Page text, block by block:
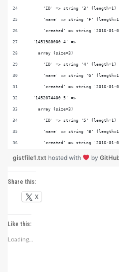
      'ID' => string '3' (length=1)
'name' => string 'F'
'created' => string '2016-01-
  '1451988000.4' =>
    array (size=3)
      'ID' => string '4' (length=1)
'name' => string 'G'
'created' => string '2016-01-
  '1452074400.5' =>
    array (size=3)
      'ID' => string '5' (length=1)
'name' => string 'B'
'created' => string '2016-01-
gistfile1.txt hosted with by
Share this:
X
Like this:
Loading...